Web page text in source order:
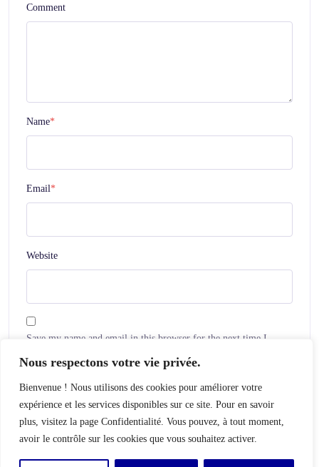
Nous respectons votre vie privée.
Bienvenue ! Nous utilisons des cookies pour améliorer votre
expérience et les services disponibles sur ce site. Pour en savoir
plus, visitez la page Confidentialité. Vous pouvez, à tout moment,
avoir le contrôle sur les cookies que vous souhaitez activer.
Comment
Name*
Email*
Website
Save my name and email in this browser for the next time I